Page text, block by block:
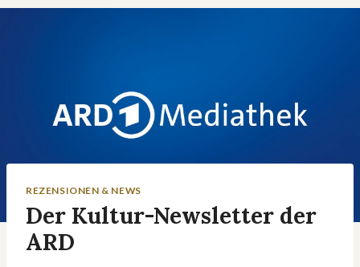
REZENSIONEN & NEWS
Der Kultur-Newsletter der
ARD